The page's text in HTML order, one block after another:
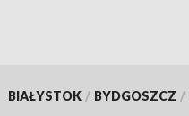
BIAŁYSTOK / BYDGOSZCZ /